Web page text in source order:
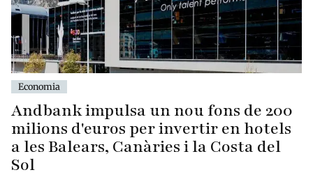
Economia
Andbank impulsa un nou fons de 200
milions d'euros per invertir en hotels
a les Balears, Canàries i la Costa del
Sol